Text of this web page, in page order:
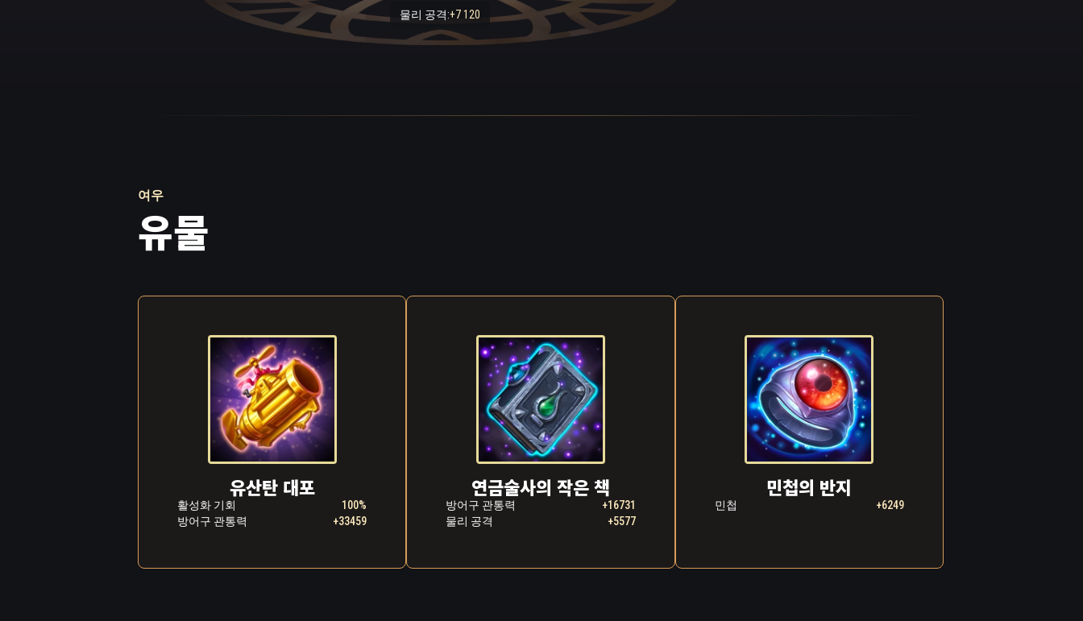
고 실랑이를 하는 사람들도 보였습니다. 반면에 폭스는 부드러운 휘파람으로 마을
의 유행가를 부르며 작업실로 향하는 계단을 차분히 내려갔습니다. 귀가 먹먹한 굉
음이 밤하늘을 찢었고, 거대한 괴물이 세 블록 떨어진 곳의 집을 깔아뭉개버렸습니
여전히 꿈나라를 여행 중인 애니는 살짝 몸부림을 치고는 달콤하게 입맛을 다시며
작업실을 박차고 나온 용감한 소녀의 얼굴에 괴물의 뜨거운 입김이 와 닿았습니다.
간에 치명상을 입혔고, 이내 끔찍한 비명이 울려 퍼졌습니다. 괴물은 거대한 배를 부
여잡고 비틀대다가, 마침내 폭스와 애니의 아늑한 집 위로 쓰러졌습니다.
엄청난 진동이 침대를 뒤흔들자 그제서 벌떡 일어난 애니는 사방을 가득 메운 먼지
때문에 쉴 새 없이 기침을 해댔습니다. 반쯤 감긴 애니의 두 눈에 현실이라고는 믿기
힘든 광경이 들어왔습니다. 폐허가 된 고향 마을을 배경으로 거대한 괴물이 나자빠
져 있었고, 그 주위로 마을 사람들이 소리를 지르며 몰려들고 있었죠. 아직도 꿈을
폭스가 만든 강력한 무기에 관한 소식은 마을을 지나 엥그바르 황제의 귀에까지 들
어갔습니다. 황제는 이 용감한 발명가를 수도로 초대하여 용감한 가디언즈 부대에
물리 공격:+7 120
여우
유물
유산탄 대포
활성화 기회
100%
방어구 관통력
+33459
연금술사의 작은 책
방어구 관통력
+16731
물리 공격
+5577
민첩의 반지
민첩 +6249